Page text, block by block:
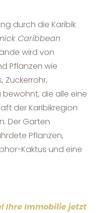
durch die Karibik
Caribbean
wird von
Pflanzen wie
Zuckerrohr,
die alle eine
der Karibikregion
Der Garten
Pflanzen,
Kaktus und eine
Ihre Immobilie jetzt